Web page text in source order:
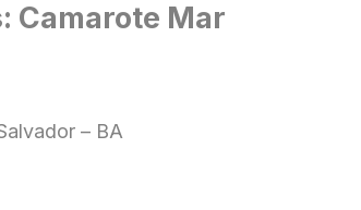
Camarote Mar
– BA